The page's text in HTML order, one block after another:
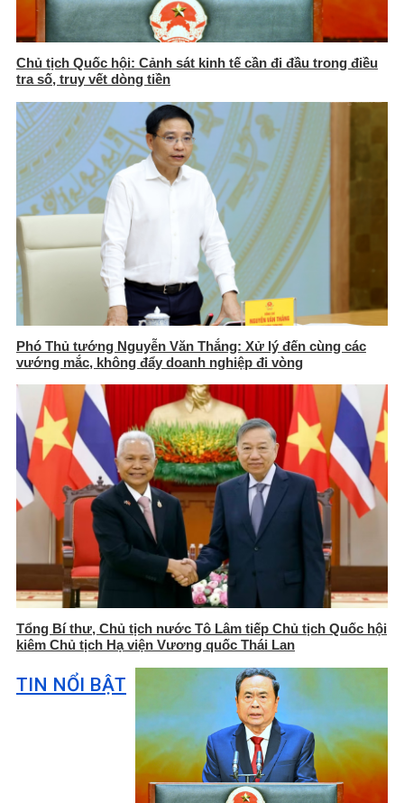
Chủ tịch Quốc hội: Cảnh sát kinh tế cần đi đầu trong điều
tra số, truy vết dòng tiền
Phó Thủ tướng Nguyễn Văn Thắng: Xử lý đến cùng các
vướng mắc, không đẩy doanh nghiệp đi vòng
Tổng Bí thư, Chủ tịch nước Tô Lâm tiếp Chủ tịch Quốc hội
kiêm Chủ tịch Hạ viện Vương quốc Thái Lan
TIN NỔI BẬT